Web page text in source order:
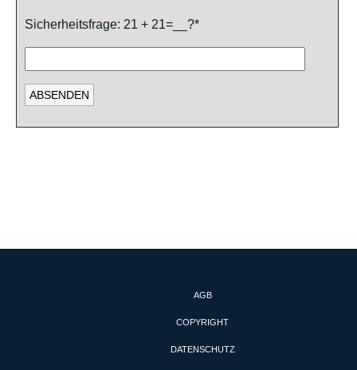
Sicherheitsfrage: 21 + 21=__?*
AGB
COPYRIGHT
DATENSCHUTZ